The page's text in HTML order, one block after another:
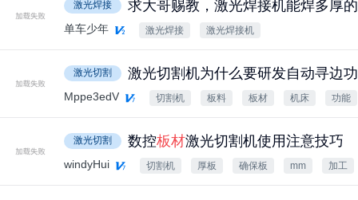
激光焊接 求大哥赐教，激光焊接机能焊多厚的
单车少年 激光焊接 激光焊接机
激光切割 激光切割机为什么要研发自动寻边
Mppe3edV 切割机 板料 板材 机床 功能
激光切割 数控板材激光切割机使用注意技巧
windyHui 切割机 厚板 确保板 mm 加工